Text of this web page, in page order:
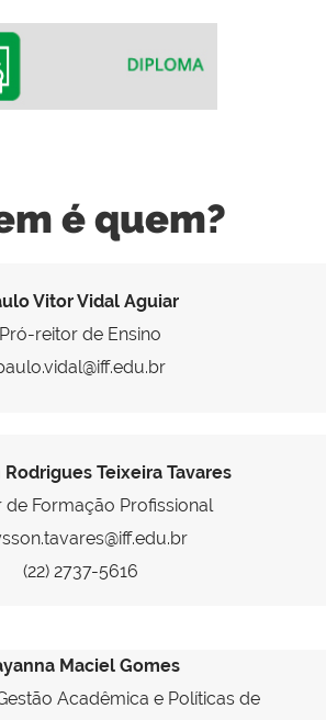
é quem?
Vitor Vidal Aguiar
Pró-reitor de Ensino
Teixeira Tavares
de Formação Profissional
(22) 2737-5616
Maciel Gomes
Acadêmica e Políticas de